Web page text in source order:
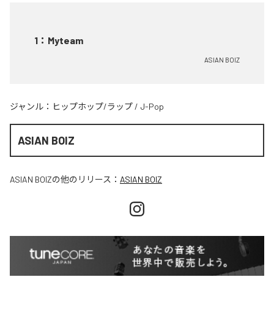
1 ： Myteam
ASIAN BOIZ
ジャンル： ヒップホップ/ラップ / J-Pop
ASIAN BOIZ
ASIAN BOIZの他のリリース： ASIAN BOIZ